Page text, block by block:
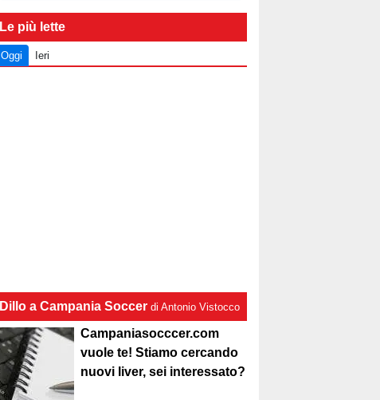
Le più lette
Oggi Ieri
Dillo a Campania Soccer di Antonio Vistocco
Campaniasocccer.com
vuole te! Stiamo cercando
nuovi liver, sei interessato?